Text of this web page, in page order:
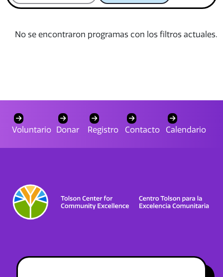
No se encontraron programas con los filtros actuales.
Voluntario Donar Registro Contacto Calendario